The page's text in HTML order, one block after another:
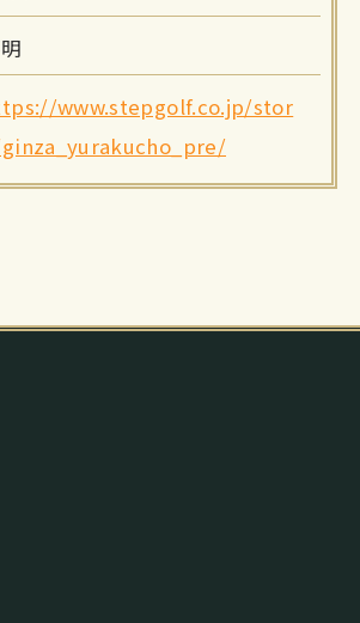
www.stepgolf.co.jp/stor